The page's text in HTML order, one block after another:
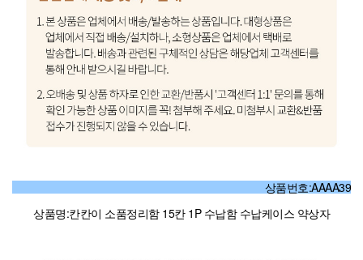
상품번호:AAAA39
상품명:칸칸이 소품정리함 15칸 1P 수납함 수납케이스 약상자